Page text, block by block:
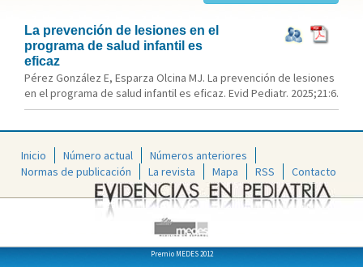
La prevención de lesiones en el
programa de salud infantil es
eficaz
Pérez González E, Esparza Olcina MJ. La prevención de lesiones
en el programa de salud infantil es eficaz. Evid Pediatr. 2025;21:6.
Inicio Número actual
Números anteriores
Normas de publicación
La revista Mapa RSS Contacto
Premio MEDES 2012